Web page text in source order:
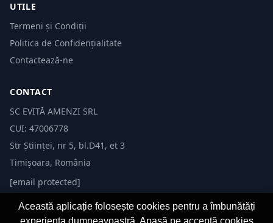
UTILE
Termeni și Condiții
Politica de Confidențialitate
Contactează-ne
CONTACT
SC EVITĂ AMENZI SRL
CUI: 47006778
Str Științei, nr 5, bl.D41, et 3
Timișoara, România
[email protected]
Această aplicație folosește cookies pentru a îmbunătăți
experiența dumneavoastră. Apasă pe acceptă cookies